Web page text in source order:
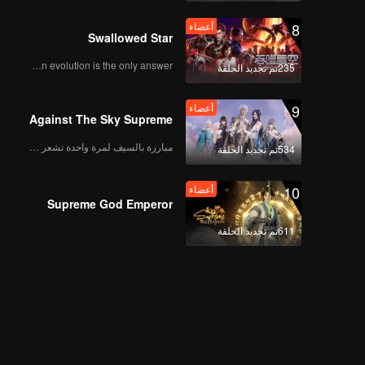
8
235تم تجديد الحلقة
أعضاء
Swallowed Star
Human evolution is the only answer.
9
534تم تجديد الحلقة
أعضاء
Against The Sky Supreme
10
611تم تجديد الحلقة
أعضاء
Supreme God Emperor